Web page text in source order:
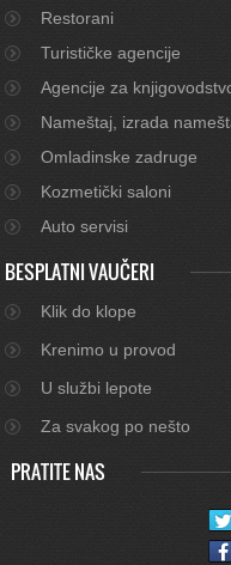
Restorani
Turističke agencije
Agencije za
Nameštaj, izrada
Omladinske zadruge
Kozmetički saloni
Auto servisi
BESPLATNI VAUČERI
Klik do klope
Krenimo u provod
U službi lepote
Za svakog po nešto
PRATITE NAS